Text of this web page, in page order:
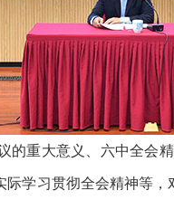
的重大意义、六中全会
际学习贯彻全会精神等